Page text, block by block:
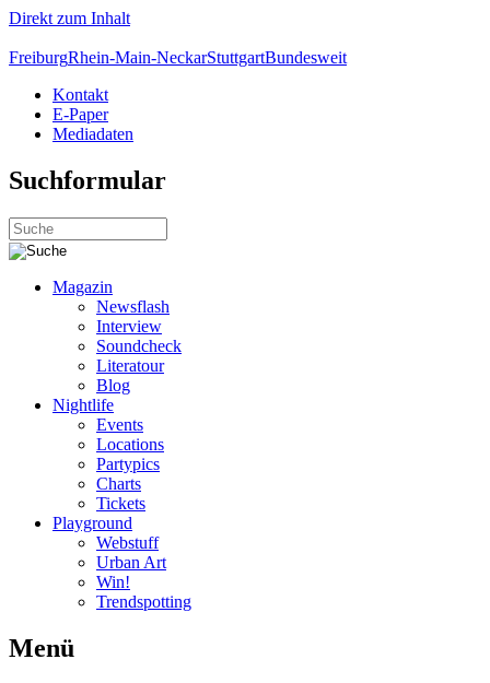
Direkt zum Inhalt
FreiburgRhein-Main-NeckarStuttgartBundesweit
Kontakt
E-Paper
Mediadaten
Suchformular
Magazin
Newsflash
Interview
Soundcheck
Literatour
Blog
Nightlife
Events
Locations
Partypics
Charts
Tickets
Playground
Webstuff
Urban Art
Win!
Trendspotting
Menü